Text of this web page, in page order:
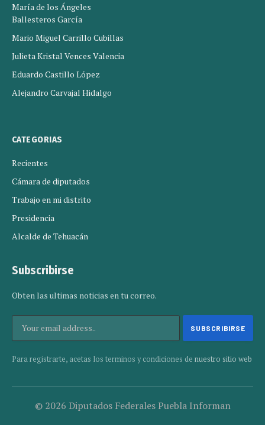
María de los Ángeles
Ballesteros García
Mario Miguel Carrillo Cubillas
Julieta Kristal Vences Valencia
Eduardo Castillo López
Alejandro Carvajal Hidalgo
CATEGORIAS
Recientes
Cámara de diputados
Trabajo en mi distrito
Presidencia
Alcalde de Tehuacán
Subscribirse
Obten las ultimas noticias en tu correo.
Para registrarte, acetas los terminos y condiciones de nuestro sitio web
© 2026 Diputados Federales Puebla Informan